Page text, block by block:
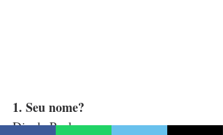
1. Seu nome?
Dja de Paula